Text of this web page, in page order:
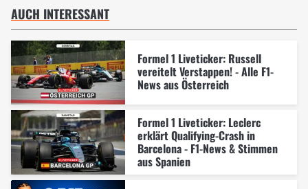
AUCH INTERESSANT
Formel 1 Liveticker: Russell
vereitelt Verstappen! - Alle F1-
News aus Österreich
Formel 1 Liveticker: Leclerc
erklärt Qualifying-Crash in
Barcelona - F1-News & Stimmen
aus Spanien